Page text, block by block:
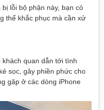
lỗi bộ phận này, bạn có
thể khắc phục mà cần xử
khách quan dẫn tới tình
sọc, gây phiền phức cho
gặp ở các dòng iPhone